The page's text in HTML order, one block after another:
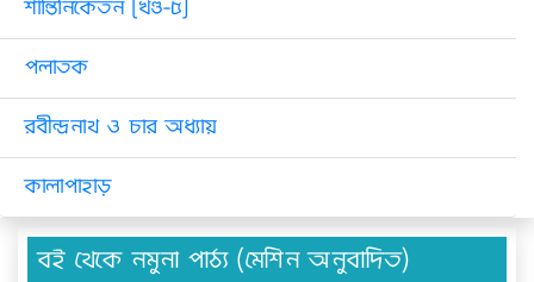
শান্তিনিকেতন [খণ্ড-৫]
পলাতক
রবীন্দ্রনাথ ও চার অধ্যায়
কালাপাহাড়
বই থেকে নমুনা পাঠ্য (মেশিন অনুবাদিত)